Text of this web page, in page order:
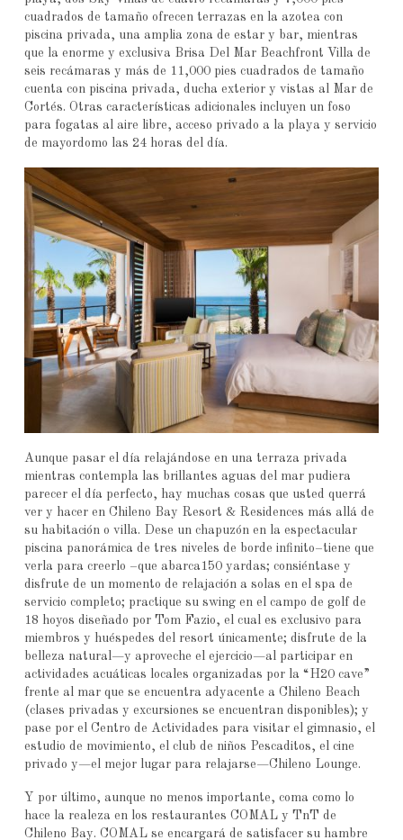
cuadrados de tamaño ofrecen terrazas en la azotea con
piscina privada, una amplia zona de estar y bar, mientras
que la enorme y exclusiva Brisa Del Mar Beachfront Villa de
seis recámaras y más de 11,000 pies cuadrados de tamaño
cuenta con piscina privada, ducha exterior y vistas al Mar de
Cortés. Otras características adicionales incluyen un foso
para fogatas al aire libre, acceso privado a la playa y servicio
de mayordomo las 24 horas del día.
Aunque pasar el día relajándose en una terraza privada
mientras contempla las brillantes aguas del mar pudiera
parecer el día perfecto, hay muchas cosas que usted querrá
ver y hacer en Chileno Bay Resort & Residences más allá de
su habitación o villa. Dese un chapuzón en la espectacular
piscina panorámica de tres niveles de borde infinito–tiene que
verla para creerlo –que abarca150 yardas; consiéntase y
disfrute de un momento de relajación a solas en el spa de
servicio completo; practique su swing en el campo de golf de
18 hoyos diseñado por Tom Fazio, el cual es exclusivo para
miembros y huéspedes del resort únicamente; disfrute de la
belleza natural—y aproveche el ejercicio—al participar en
actividades acuáticas locales organizadas por la “H20 cave”
frente al mar que se encuentra adyacente a Chileno Beach
(clases privadas y excursiones se encuentran disponibles); y
pase por el Centro de Actividades para visitar el gimnasio, el
estudio de movimiento, el club de niños Pescaditos, el cine
privado y—el mejor lugar para relajarse—Chileno Lounge.
Y por último, aunque no menos importante, coma como lo
hace la realeza en los restaurantes COMAL y TnT de
Chileno Bay. COMAL se encargará de satisfacer su hambre